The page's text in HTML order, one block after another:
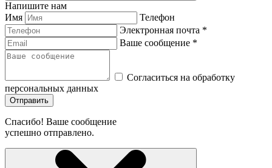
Напишите нам
Имя
Телефон
Электронная почта *
Ваше сообщение *
Согласиться на обработку
персональных данных
Отправить
Спасибо! Ваше сообщение
успешно отправлено.